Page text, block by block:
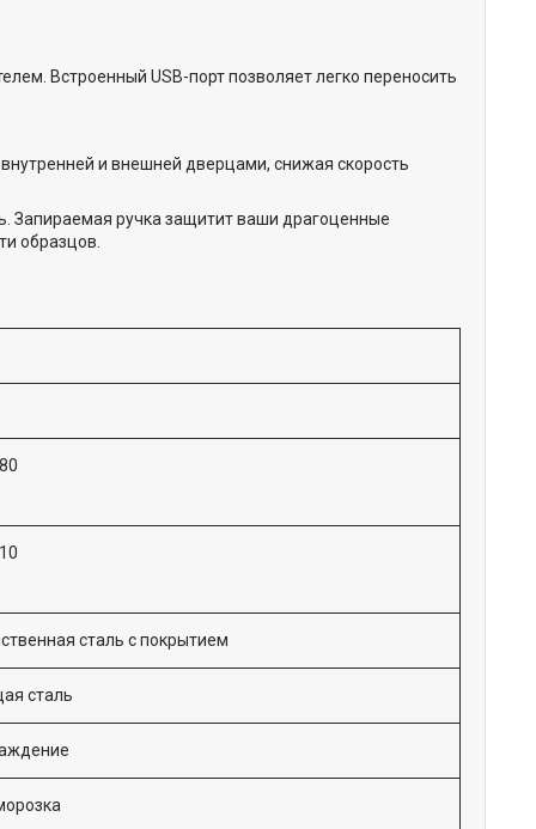
Встроенный USB-порт позволяет легко переносить
и внешней дверцами, снижая скорость
Запираемая ручка защитит ваши драгоценные
образцов.
сталь с покрытием
сталь